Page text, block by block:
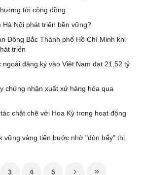
tới cộng đồng
Hà Nội phát triển bền vững?
Đông Bắc Thành phố Hồ Chí Minh khi
triển
đăng ký vào Việt Nam đạt 21,52 tỷ
chứng nhận xuất xứ hàng hóa qua
chặt chẽ với Hoa Kỳ trong hoạt động
vững vàng tiến bước nhờ "đòn bẩy" thị
3 4 5